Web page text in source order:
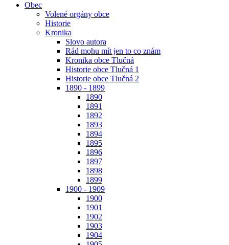
Obec
Volené orgány obce
Historie
Kronika
Slovo autora
Rád mohu mít jen to co znám
Kronika obce Tlučná
Historie obce Tlučná 1
Historie obce Tlučná 2
1890 - 1899
1890
1891
1892
1893
1894
1895
1896
1897
1898
1899
1900 - 1909
1900
1901
1902
1903
1904